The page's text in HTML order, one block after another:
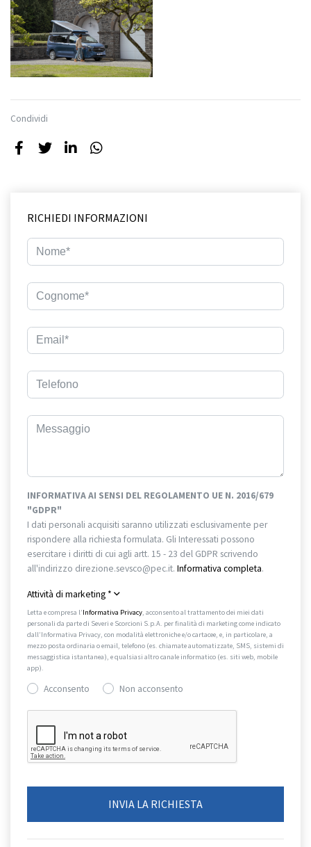
Condividi
RICHIEDI INFORMAZIONI
INFORMATIVA AI SENSI DEL REGOLAMENTO UE N. 2016/679
"GDPR"
I dati personali acquisiti saranno utilizzati esclusivamente per
rispondere alla richiesta formulata. Gli Interessati possono
esercitare i diritti di cui agli artt. 15 - 23 del GDPR scrivendo
all'indirizzo direzione.sevsco@pec.it. Informativa completa.
Attività di marketing *
Letta e compresa l’Informativa Privacy, acconsento al trattamento dei miei dati
personali da parte di Severi e Scorcioni S.p.A. per finalità di marketing come indicato
dall’Informativa Privacy, con modalità elettroniche e/o cartacee, e, in particolare, a
mezzo posta ordinaria o email, telefono (es. chiamate automatizzate, SMS, sistemi di
messaggistica istantanea), e qualsiasi altro canale informatico (es. siti web, mobile
app).
Acconsento Non acconsento